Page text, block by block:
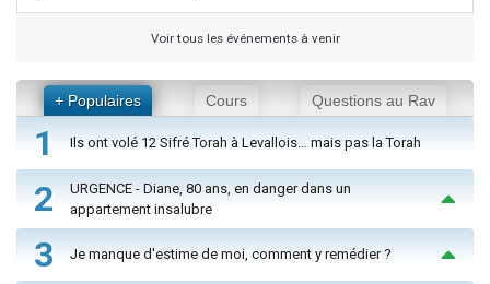
Voir tous les événements à venir
+ Populaires Cours Questions au Rav
1 Ils ont volé 12 Sifré Torah à Levallois… mais pas la Torah
2
URGENCE - Diane, 80 ans, en danger dans un
appartement insalubre
3 Je manque d'estime de moi, comment y remédier ?